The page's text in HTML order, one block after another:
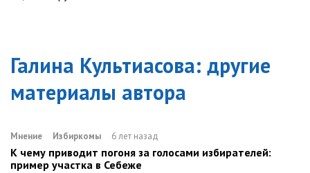
Галина Культиасова: другие
материалы автора
Мнение Избиркомы 6 лет назад
К чему приводит погоня за голосами избирателей:
пример участка в Себеже